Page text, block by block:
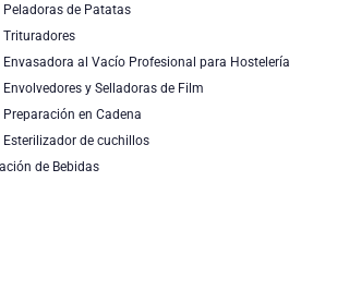
Peladoras de Patatas
Trituradores
Envasadora al Vacío Profesional para Hostelería
Envolvedores y Selladoras de Film
Preparación en Cadena
Esterilizador de cuchillos
de Bebidas